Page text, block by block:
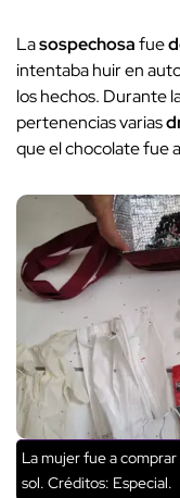
Lasospechosafue
intentaba huir en
los hechos. Durante
pertenencias varias
que el chocolate fue
La mujer fue a
sol. Créditos: Especial.